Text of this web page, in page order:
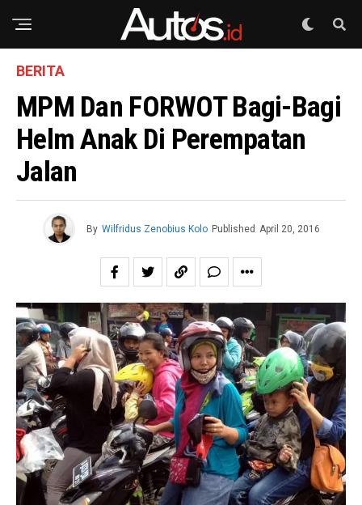
BERITA
MPM Dan FORWOT Bagi-Bagi
Helm Anak Di Perempatan
Jalan
By Wilfridus Zenobius Kolo Published April 20, 2016